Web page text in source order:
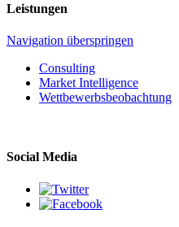
Leistungen
Navigation überspringen
Consulting
Market Intelligence
Wettbewerbs­beobachtung
Social Media